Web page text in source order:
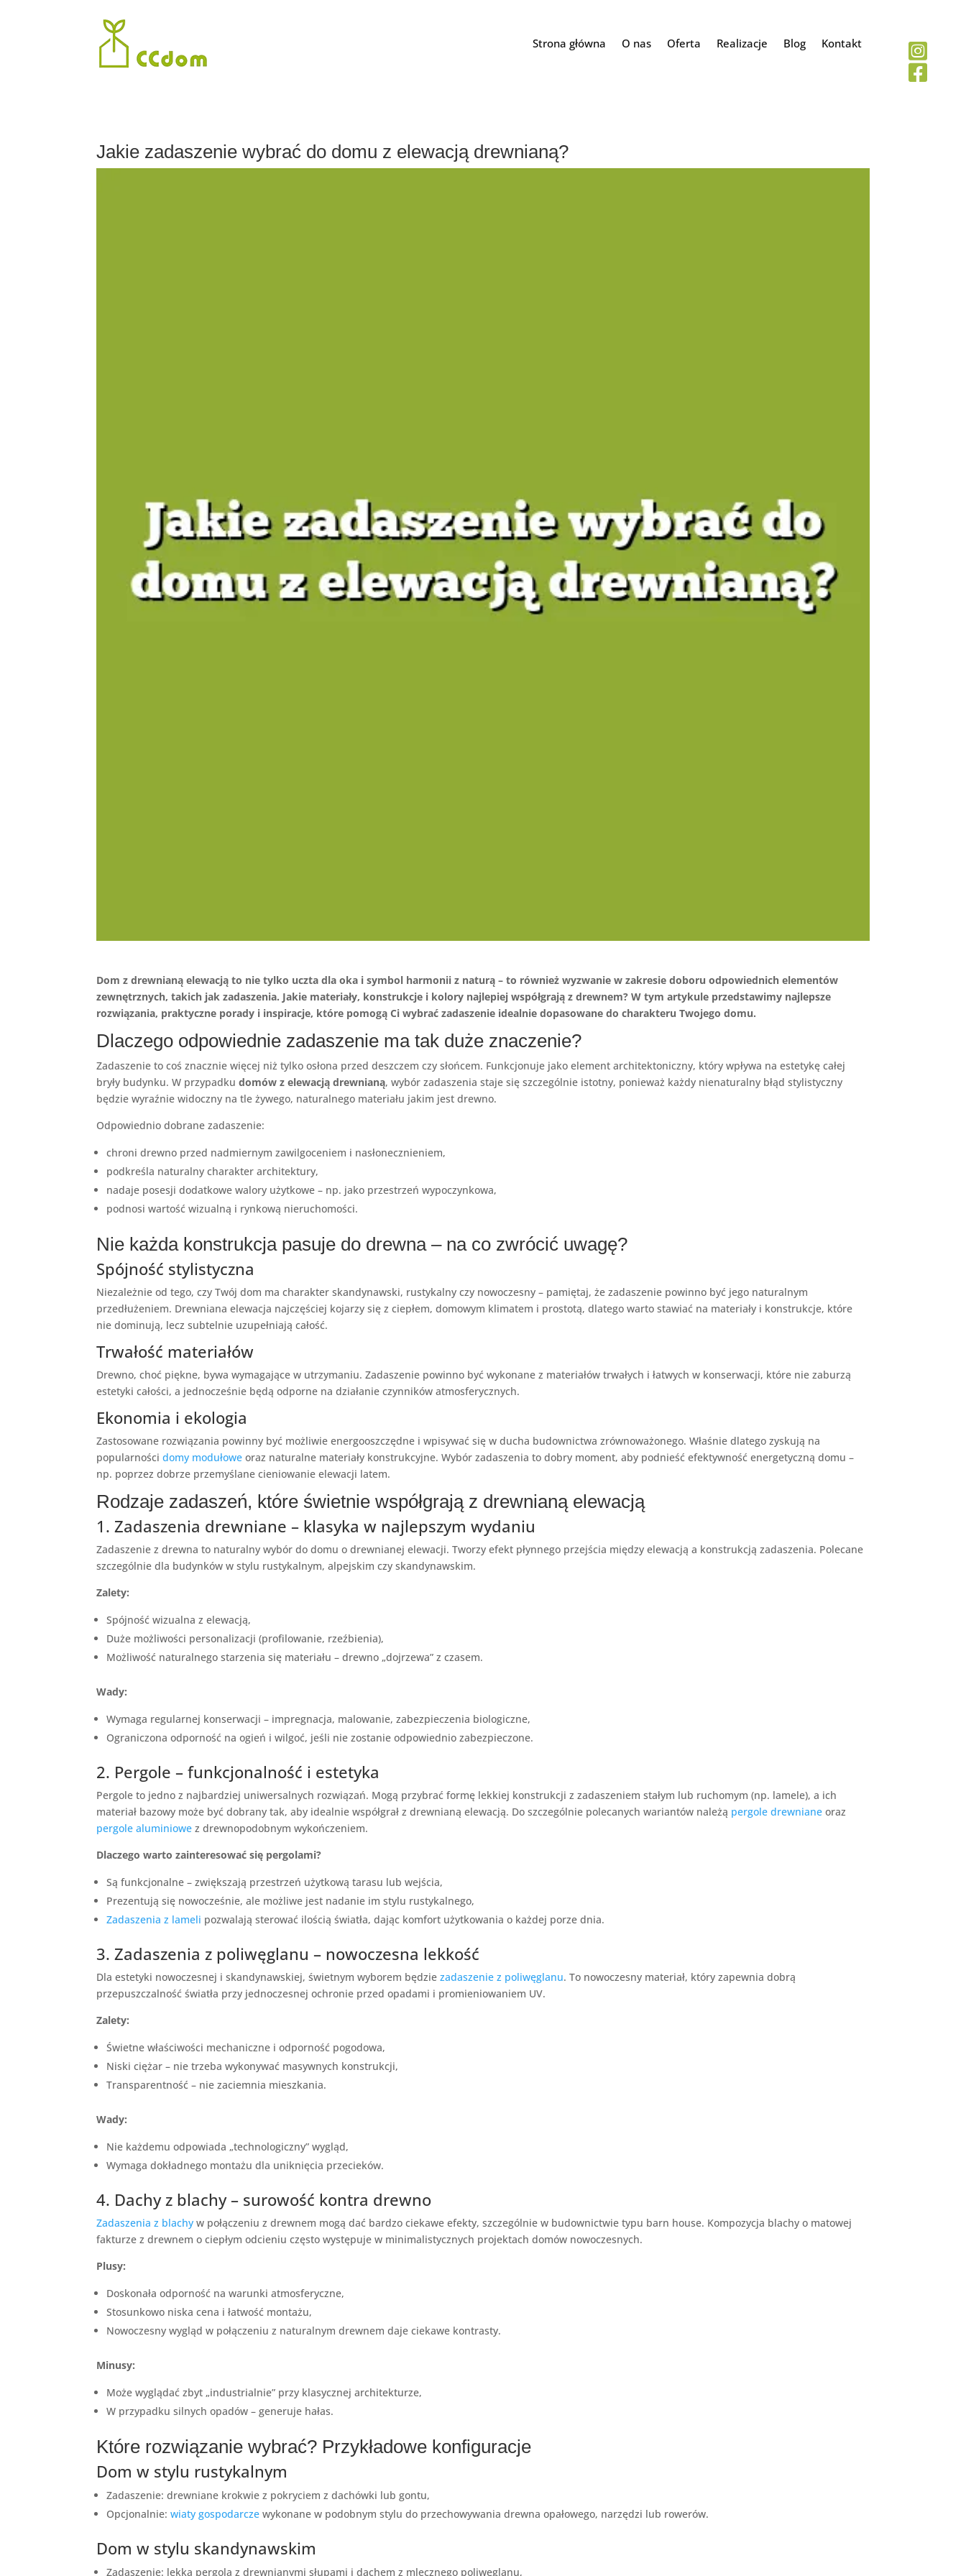
Strona główna O nas Oferta Realizacje Blog Kontakt


Jakie zadaszenie wybrać do domu z elewacją drewnianą?
Dom z drewnianą elewacją to nie tylko uczta dla oka i symbol harmonii z naturą – to również wyzwanie w zakresie doboru odpowiednich elementów
zewnętrznych, takich jak zadaszenia. Jakie materiały, konstrukcje i kolory najlepiej współgrają z drewnem? W tym artykule przedstawimy najlepsze
rozwiązania, praktyczne porady i inspiracje, które pomogą Ci wybrać zadaszenie idealnie dopasowane do charakteru Twojego domu.
Dlaczego odpowiednie zadaszenie ma tak duże znaczenie?
Zadaszenie to coś znacznie więcej niż tylko osłona przed deszczem czy słońcem. Funkcjonuje jako element architektoniczny, który wpływa na estetykę całej
bryły budynku. W przypadkudomów z elewacją drewnianą, wybór zadaszenia staje się szczególnie istotny, ponieważ każdy nienaturalny błąd stylistyczny
będzie wyraźnie widoczny na tle żywego, naturalnego materiału jakim jest drewno.
Odpowiednio dobrane zadaszenie:
chroni drewno przed nadmiernym zawilgoceniem i nasłonecznieniem,
podkreśla naturalny charakter architektury,
nadaje posesji dodatkowe walory użytkowe – np. jako przestrzeń wypoczynkowa,
podnosi wartość wizualną i rynkową nieruchomości.
Nie każda konstrukcja pasuje do drewna – na co zwrócić uwagę?
Spójność stylistyczna
Niezależnie od tego, czy Twój dom ma charakter skandynawski, rustykalny czy nowoczesny – pamiętaj, że zadaszenie powinno być jego naturalnym
przedłużeniem. Drewniana elewacja najczęściej kojarzy się z ciepłem, domowym klimatem i prostotą, dlatego warto stawiać na materiały i konstrukcje, które
nie dominują, lecz subtelnie uzupełniają całość.
Trwałość materiałów
Drewno, choć piękne, bywa wymagające w utrzymaniu. Zadaszenie powinno być wykonane z materiałów trwałych i łatwych w konserwacji, które nie zaburzą
estetyki całości, a jednocześnie będą odporne na działanie czynników atmosferycznych.
Ekonomia i ekologia
Zastosowane rozwiązania powinny być możliwie energooszczędne i wpisywać się w ducha budownictwa zrównoważonego. Właśnie dlatego zyskują na
popularnościdomy modułowe oraz naturalne materiały konstrukcyjne. Wybór zadaszenia to dobry moment, aby podnieść efektywność energetyczną domu –
np. poprzez dobrze przemyślane cieniowanie elewacji latem.
Rodzaje zadaszeń, które świetnie współgrają z drewnianą elewacją
1. Zadaszenia drewniane – klasyka w najlepszym wydaniu
Zadaszenie z drewna to naturalny wybór do domu o drewnianej elewacji. Tworzy efekt płynnego przejścia między elewacją a konstrukcją zadaszenia. Polecane
szczególnie dla budynków w stylu rustykalnym, alpejskim czy skandynawskim.
Zalety:
Spójność wizualna z elewacją,
Duże możliwości personalizacji (profilowanie, rzeźbienia),
Możliwość naturalnego starzenia się materiału – drewno „dojrzewa” z czasem.
Wady:
Wymaga regularnej konserwacji – impregnacja, malowanie, zabezpieczenia biologiczne,
Ograniczona odporność na ogień i wilgoć, jeśli nie zostanie odpowiednio zabezpieczone.
2. Pergole – funkcjonalność i estetyka
Pergole to jedno z najbardziej uniwersalnych rozwiązań. Mogą przybrać formę lekkiej konstrukcji z zadaszeniem stałym lub ruchomym (np. lamele), a ich
materiał bazowy może być dobrany tak, aby idealnie współgrał z drewnianą elewacją. Do szczególnie polecanych wariantów należą pergole drewniane oraz
pergole aluminiowe z drewnopodobnym wykończeniem.
Dlaczego warto zainteresować się pergolami?
Są funkcjonalne – zwiększają przestrzeń użytkową tarasu lub wejścia,
Prezentują się nowocześnie, ale możliwe jest nadanie im stylu rustykalnego,
Zadaszenia z lameli pozwalają sterować ilością światła, dając komfort użytkowania o każdej porze dnia.
3. Zadaszenia z poliwęglanu – nowoczesna lekkość
Dla estetyki nowoczesnej i skandynawskiej, świetnym wyborem będziezadaszenie z poliwęglanu. To nowoczesny materiał, który zapewnia dobrą
przepuszczalność światła przy jednoczesnej ochronie przed opadami i promieniowaniem UV.
Zalety:
Świetne właściwości mechaniczne i odporność pogodowa,
Niski ciężar – nie trzeba wykonywać masywnych konstrukcji,
Transparentność – nie zaciemnia mieszkania.
Wady:
Nie każdemu odpowiada „technologiczny” wygląd,
Wymaga dokładnego montażu dla uniknięcia przecieków.
4. Dachy z blachy – surowość kontra drewno
Zadaszenia z blachy w połączeniu z drewnem mogą dać bardzo ciekawe efekty, szczególnie w budownictwie typu barn house. Kompozycja blachy o matowej
fakturze z drewnem o ciepłym odcieniu często występuje w minimalistycznych projektach domów nowoczesnych.
Plusy:
Doskonała odporność na warunki atmosferyczne,
Stosunkowo niska cena i łatwość montażu,
Nowoczesny wygląd w połączeniu z naturalnym drewnem daje ciekawe kontrasty.
Minusy:
Może wyglądać zbyt „industrialnie” przy klasycznej architekturze,
W przypadku silnych opadów – generuje hałas.
Które rozwiązanie wybrać? Przykładowe konfiguracje
Dom w stylu rustykalnym
Zadaszenie: drewniane krokwie z pokryciem z dachówki lub gontu,
Opcjonalnie:wiaty gospodarcze wykonane w podobnym stylu do przechowywania drewna opałowego, narzędzi lub rowerów.
Dom w stylu skandynawskim
Zadaszenie: lekka pergola z drewnianymi słupami i dachem z mlecznego poliwęglanu,